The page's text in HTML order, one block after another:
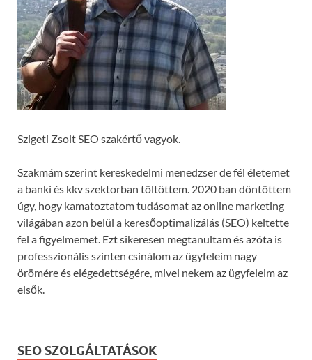
Szigeti Zsolt SEO szakértő vagyok.
Szakmám szerint kereskedelmi menedzser de fél életemet
a banki és kkv szektorban töltöttem. 2020 ban döntöttem
úgy, hogy kamatoztatom tudásomat az online marketing
világában azon belül a keresőoptimalizálás (SEO) keltette
fel a figyelmemet. Ezt sikeresen megtanultam és azóta is
professzionális szinten csinálom az ügyfeleim nagy
örömére és elégedettségére, mivel nekem az ügyfeleim az
elsők.
SEO SZOLGÁLTATÁSOK